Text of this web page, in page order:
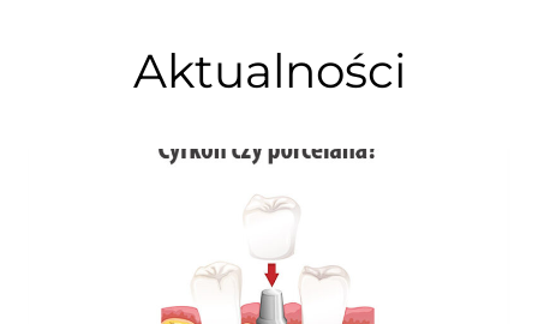
Aktualności